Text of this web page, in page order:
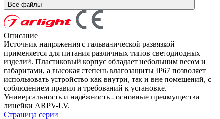
Все файлы
Описание
Источник напряжения с гальванической развязкой
применяется для питания различных типов светодиодных
изделий. Пластиковый корпус обладает небольшим весом и
габаритами, а высокая степень влагозащиты IP67 позволяет
использовать устройство как внутри, так и вне помещений, с
соблюдением правил и требований к установке.
Универсальность и надёжность - основные преимущества
линейки ARPV-LV.
Страница серии